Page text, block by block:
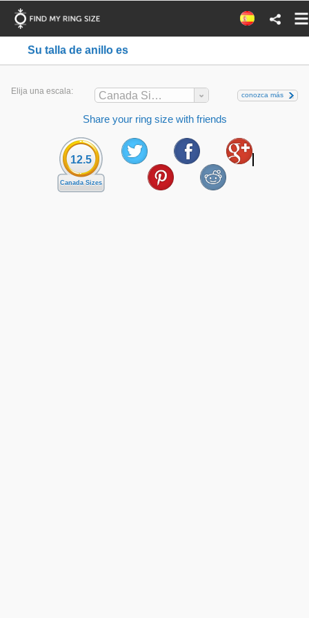
Su talla de anillo es
Elija una escala: Canada Sizes conozca más
Share your ring size with friends
12.5
Canada Sizes